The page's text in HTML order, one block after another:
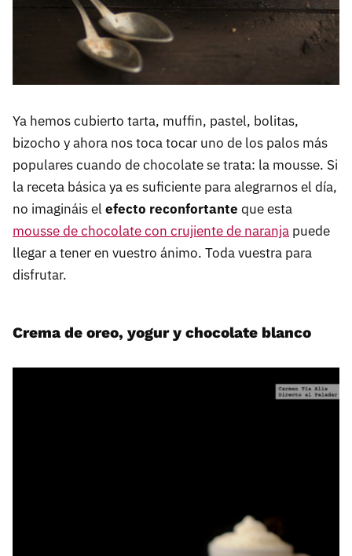
Ya hemos cubierto tarta, muffin, pastel, bolitas,
bizocho y ahora nos toca tocar uno de los palos más
populares cuando de chocolate se trata: la mousse. Si
la receta básica ya es suficiente para alegrarnos el día,
no imagináis el efecto reconfortante que esta
mousse de chocolate con crujiente de naranja puede
llegar a tener en vuestro ánimo. Toda vuestra para
disfrutar.
Crema de oreo, yogur y chocolate blanco